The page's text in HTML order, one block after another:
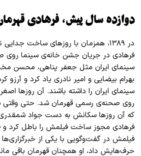
دوازده سال پیش، فرهادی
در ۱۳۸۹، همزمان با روز‌های ساخت
فرهادی در جریان جشن خانه‌ی سینما روی
سینمای ایران مثل جعفر پناهی، محسن
بهرام بیضایی و امیر نادری یاد کرد و آرزو
سینمای ایران را داشته باشند. آن روز‌ها
روی صحنه‌ی رسمی قهرمان شد. حتی وقتی
که آن روز‌‌ها سکانش به دست جواد
فرهادی مجوز ساخت فیلمش را باطل کرد و
فیلمش در گفت‌وگویی با یکی از
حرف‌هایش داد، او همچنان قهرمان باقی